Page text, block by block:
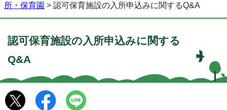
所・保育園 > 認可保育施設の入所申込みに関するQ&A
認可保育施設の入所申込みに関する
Q&A